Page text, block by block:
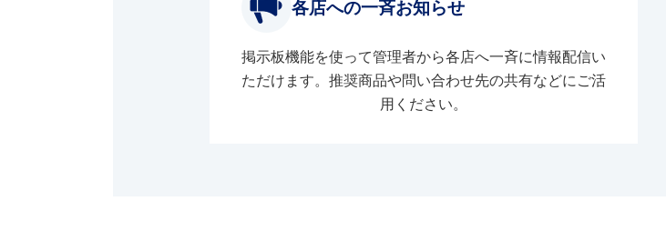
各店への一斉お知らせ
掲示板機能を使って管理者から各店へ一斉に情報配信い
ただけます。推奨商品や問い合わせ先の共有などにご活
用ください。